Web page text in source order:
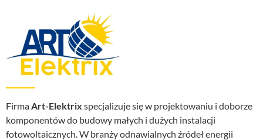
FirmaArt-Elektrix specjalizuje się w projektowaniu i doborze
komponentów do budowy małych i dużych instalacji
fotowoltaicznych. W branży odnawialnych źródeł energii